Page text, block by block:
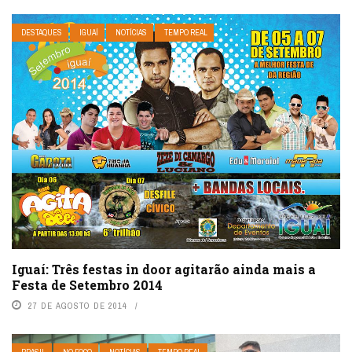
DESTAQUES IGUAÍ NOTÍCIAS TEMPO REAL
Iguaí: Três festas in door agitarão ainda mais a
Festa de Setembro 2014
27 DE AGOSTO DE 2014